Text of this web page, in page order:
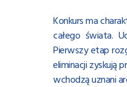
Konkurs ma
całego świata.
Pierwszy etap
eliminacji zyskują
wchodzą uznani